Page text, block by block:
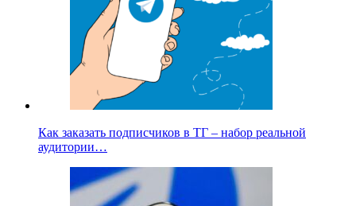
Как заказать подписчиков в ТГ – набор реальной
аудитории…